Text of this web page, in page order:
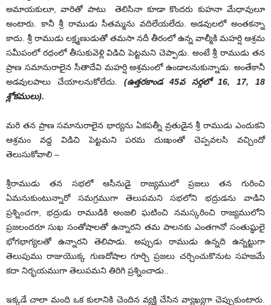
అమాయకులూ, వారితో పాటు తెలిసినా కూడా కొందరు కుహనా మేధావులూ
అంటారు. కానీ శ్రీ రాముడు సీతమ్మను వదిలేయలేదు. అడవులలో అంతకన్నా
కాదు. శ్రీ రాముడు లక్ష్మణుడుతో తమసా నదీ తీరంలో ఉన్న వాల్మీకి మహర్షి ఆశ్రమ
సమీపంలో రధంలో తీసుకువెళ్లి విడిచి పెట్టమని చెప్పాడు. అంటే శ్రీ రాముడు తన
ప్రాణ సమానురాలైన సీతాదేవి మహర్షి ఆశ్రమంలో ఉండాలనుకున్నాడు. అంతేకానీ
అడవులపాలు చేయాలనుకోలేదు. (ఉత్తరకాండ 45వ సర్గలో 16, 17, 18
శ్లోకములు).
మరి తన ప్రాణ సమానురాలైన భార్యను ఏకపత్నీ వ్రతుడైన శ్రీ రాముడు ఎందుకని
ఆశ్రమం వద్ద విడిచి పెట్టమని పరమ దుఃఖంతో చెప్పవలసి వచ్చిందో
తెలుసుకోవాలి –
శ్రీరాముడు తన సభలో ఆసీనుడై రాజ్యములో ప్రజలు తన గురించి
ఏమనుకుంటున్నారో సమగ్రముగా తెలుపమని సభలోని భద్రుడను వాడిని
ప్రశ్నించగా, భద్రుడు రాముడికి అంజలి ఘటించి నమస్కరించి రాజ్యములోని
ప్రజలందరూ సుఖ సంతోషాలతో ఉన్నారని తమ పాలనకు ఎంతగానో సంతుష్థులై
భోగభాగ్యలతో ఉన్నారని తెలిపాడు. అప్పుడు రాముడు ఉన్నది ఉన్నట్టుగా
తెలుపుము రాజుయొక్క గుణదోషాల గూర్చి ప్రజలు చర్చించుకొనుట సహజమే
కదా నిర్భయముగా తెలుపమని తిరిగి ప్రశ్నించాడు..
ఇక్కడే చాలా మంది ఒక కులానికి చెందిన వ్యక్తి చేసిన వ్యాఖ్యగా చెప్పుకుంటారు.